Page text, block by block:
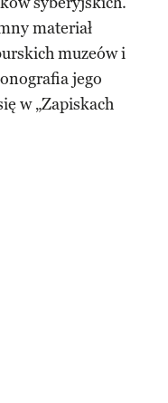
materiał
muzeów i
jego
w „Zapiskach